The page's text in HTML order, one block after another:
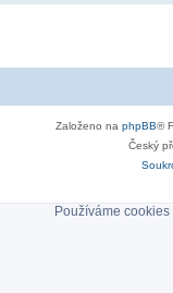
Založeno na phpBB®
Český
Používáme cookies